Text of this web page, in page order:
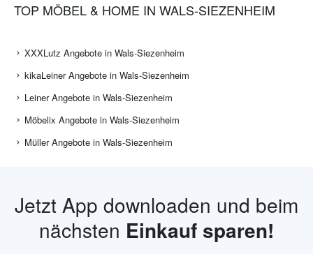
TOP MÖBEL & HOME IN WALS-SIEZENHEIM
XXXLutz Angebote in Wals-Siezenheim
kikaLeiner Angebote in Wals-Siezenheim
Leiner Angebote in Wals-Siezenheim
Möbelix Angebote in Wals-Siezenheim
Müller Angebote in Wals-Siezenheim
Jetzt App downloaden und beim
nächsten Einkauf sparen!